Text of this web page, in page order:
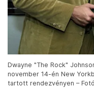
Dwayne "The Rock"
november 14-én New
tartott rendezvényen –